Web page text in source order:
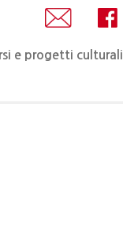
e progetti culturali